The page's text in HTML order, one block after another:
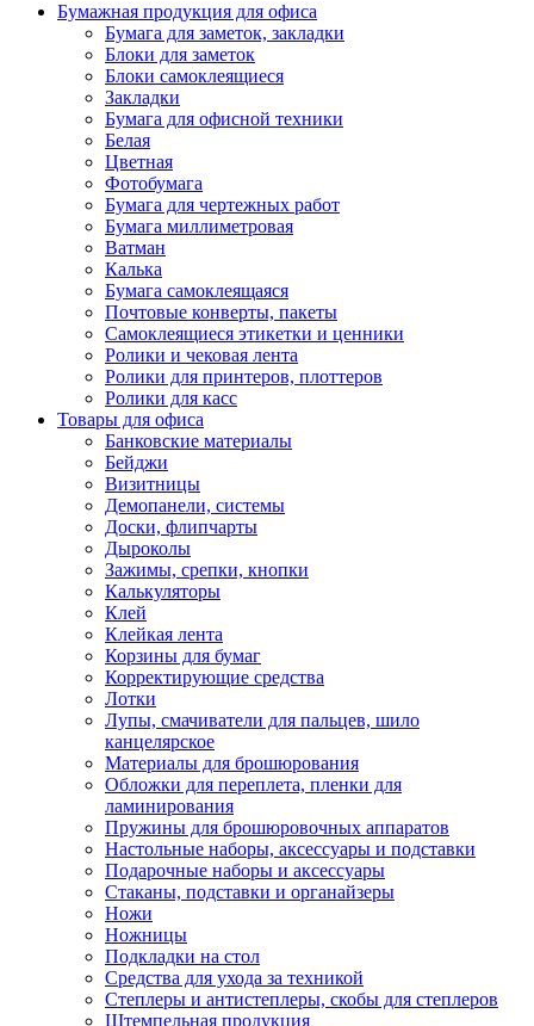
Бумажная продукция для офиса
Бумага для заметок, закладки
Блоки для заметок
Блоки самоклеящиеся
Закладки
Бумага для офисной техники
Белая
Цветная
Фотобумага
Бумага для чертежных работ
Бумага миллиметровая
Ватман
Калька
Бумага самоклеящаяся
Почтовые конверты, пакеты
Самоклеящиеся этикетки и ценники
Ролики и чековая лента
Ролики для принтеров, плоттеров
Ролики для касс
Товары для офиса
Банковские материалы
Бейджи
Визитницы
Демопанели, системы
Доски, флипчарты
Дыроколы
Зажимы, срепки, кнопки
Калькуляторы
Клей
Клейкая лента
Корзины для бумаг
Корректирующие средства
Лотки
Лупы, смачиватели для пальцев, шило
канцелярское
Материалы для брошюрования
Обложки для переплета, пленки для
ламинирования
Пружины для брошюровочных аппаратов
Настольные наборы, аксессуары и подставки
Подарочные наборы и аксессуары
Стаканы, подставки и органайзеры
Ножи
Ножницы
Подкладки на стол
Средства для ухода за техникой
Степлеры и антистеплеры, скобы для степлеров
Штемпельная продукция